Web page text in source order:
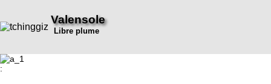
Valensole
Libre plume
: